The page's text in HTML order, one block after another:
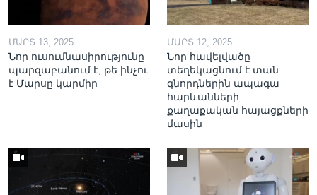
ՄԱՐՏ 13, 2025
Նոր ուսումնասիրությունը
պարզաբանում է, թե ինչու
է Մարսը կարմիր
ՄԱՐՏ 12, 2025
Նոր հավելվածը
տեղեկացնում է տան
գնորդներին ապագա
հարևանների
քաղաքական հայացքների
մասին